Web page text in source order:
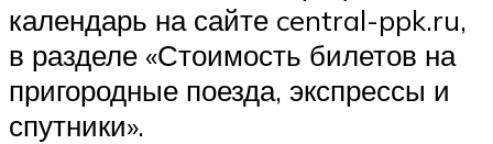
календарь на сайте central-ppk.ru,
в разделе «Стоимость билетов на
пригородные поезда, экспрессы и
спутники».